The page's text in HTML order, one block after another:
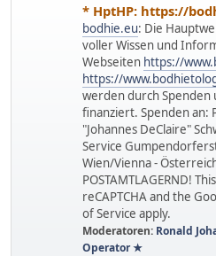
* HptHP: https://
bodhie.eu: Die
voller Wissen und
Webseiten https://
https://
werden durch
finanziert. Spenden an:
"Johannes DeClaire"
Service
Wien/Vienna -
POSTAMTLAGERND!
reCAPTCHA and the
of Service apply.
Moderatoren: Ronald
Operator ★